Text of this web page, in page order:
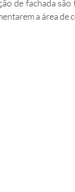
Reabilitação
de fachada
a área de